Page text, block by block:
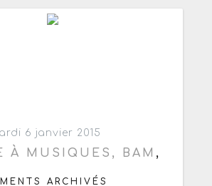
6 janvier 2015
À MUSIQUES, BAM ,
ARCHIVÉS